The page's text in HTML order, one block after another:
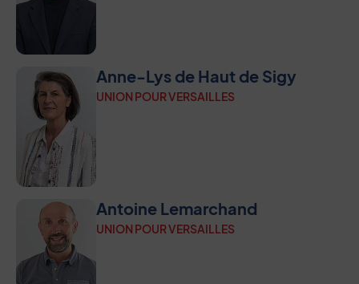
Anne-Lys de Haut de Sigy
UNION POUR VERSAILLES
Antoine Lemarchand
UNION POUR VERSAILLES